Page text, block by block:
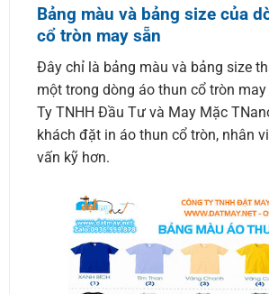
Bảng màu và bảng size của
cổ tròn may sẵn
Đây chỉ là bảng màu và bảng size
một trong dòng áo thun cổ tròn
Ty TNHH Đầu Tư và May Mặc
khách đặt in áo thun cổ tròn, nhân
vấn kỹ hơn.